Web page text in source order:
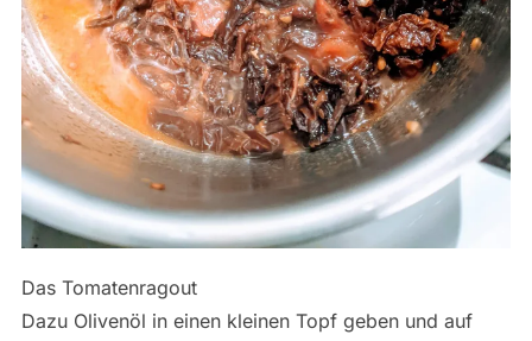
Das Tomatenragout
Dazu Olivenöl in einen kleinen Topf geben und auf